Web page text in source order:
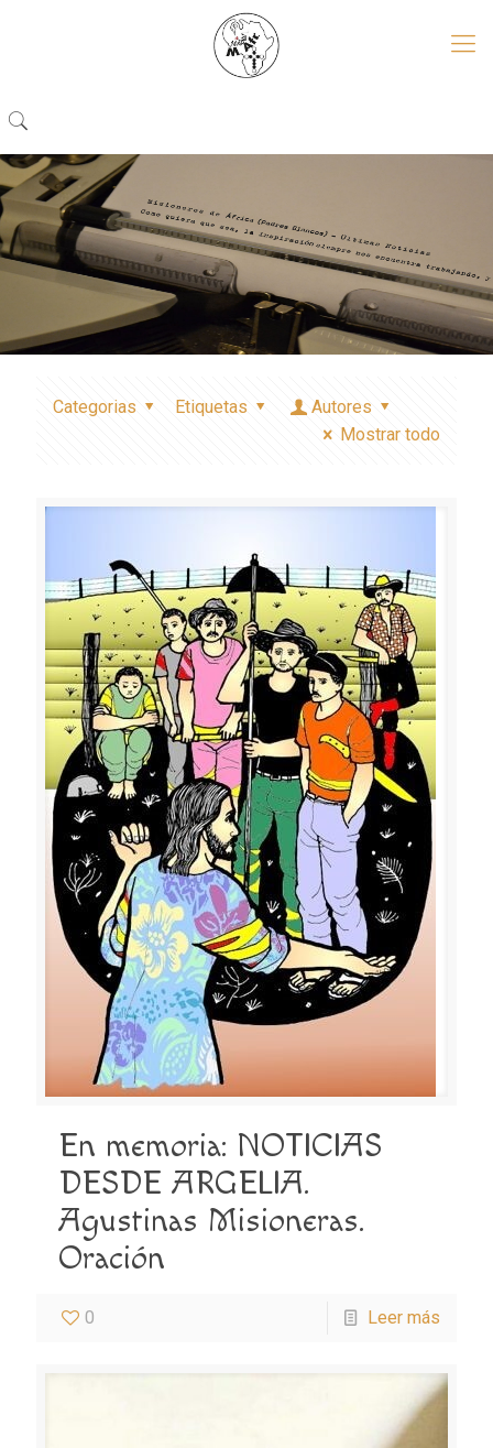
Categorias Etiquetas
Autores
Mostrar todo
En memoria: NOTICIAS
DESDE ARGELIA.
Agustinas Misioneras.
Oración
0 Leer más